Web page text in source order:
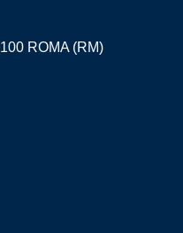
ROMA (RM)